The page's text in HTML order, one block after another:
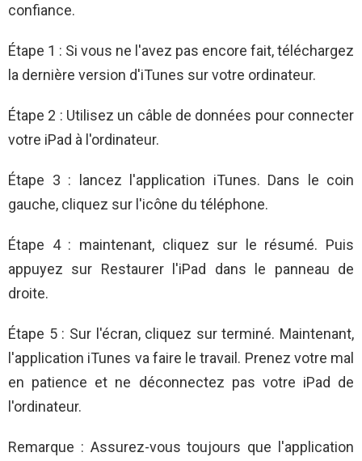
confiance.
Étape 1 : Si vous ne l'avez pas encore fait, téléchargez
la dernière version d'iTunes sur votre ordinateur.
Étape 2 : Utilisez un câble de données pour connecter
votre iPad à l'ordinateur.
Étape 3 : lancez l'application iTunes. Dans le coin
gauche, cliquez sur l'icône du téléphone.
Étape 4 : maintenant, cliquez sur le résumé. Puis
appuyez sur Restaurer l'iPad dans le panneau de
droite.
Étape 5 : Sur l'écran, cliquez sur terminé. Maintenant,
l'application iTunes va faire le travail. Prenez votre mal
en patience et ne déconnectez pas votre iPad de
l'ordinateur.
Remarque : Assurez-vous toujours que l'application